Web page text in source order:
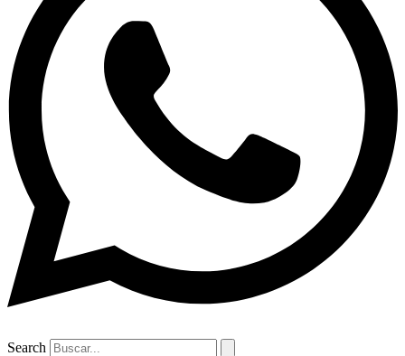
Search